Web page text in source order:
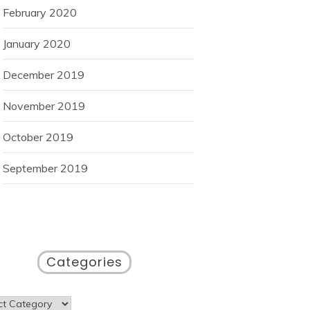
February 2020
January 2020
December 2019
November 2019
October 2019
September 2019
Categories